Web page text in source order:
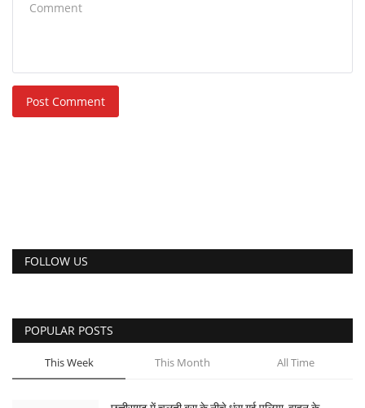
Post Comment
FOLLOW US
POPULAR POSTS
This Week This Month All Time